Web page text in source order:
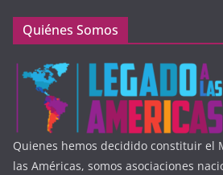
Quiénes Somos
Quienes hemos decidido constituir el
las Américas, somos asociaciones